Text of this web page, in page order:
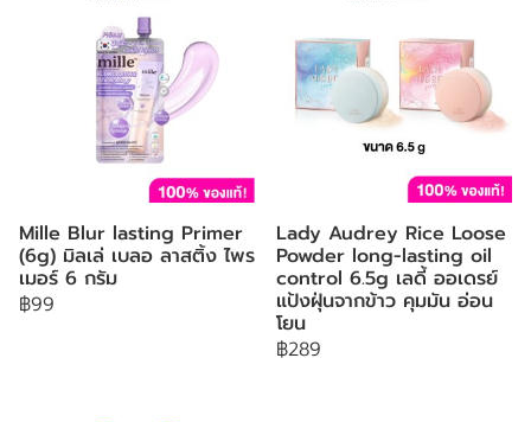
Mille Blur lasting Primer
(6g) มิลเล่ เบลอ ลาสติ้ง ไพร
เมอร์ 6 กรัม
฿99
Lady Audrey Rice Loose
Powder long-lasting oil
control 6.5g เลดี้ ออเดรย์
แป้งฝุ่นจากข้าว คุมมัน อ่อน
โยน
฿289